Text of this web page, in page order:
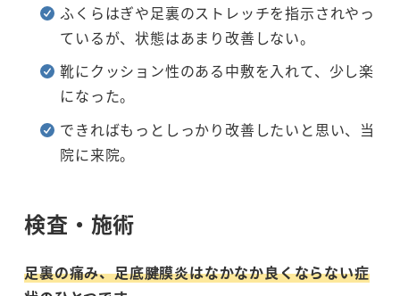
ふくらはぎや足裏のストレッチを指示されやっ
ているが、状態はあまり改善しない。
靴にクッション性のある中敷を入れて、少し楽
になった。
できればもっとしっかり改善したいと思い、当
院に来院。
検査・施術
足裏の痛み、足底腱膜炎はなかなか良くならない症